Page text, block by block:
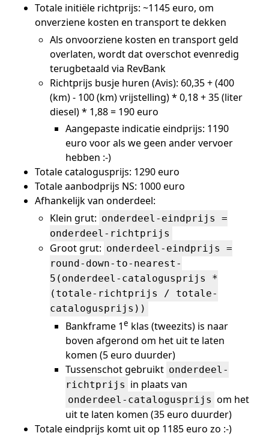
Totale initiële richtprijs: ~1145 euro, om
onverziene kosten en transport te dekken
Als onvoorziene kosten en transport geld
overlaten, wordt dat overschot evenredig
terugbetaald via RevBank
Richtprijs busje huren (Avis): 60,35 + (400
(km) - 100 (km) vrijstelling) * 0,18 + 35 (liter
diesel) * 1,88 = 190 euro
Aangepaste indicatie eindprijs: 1190
euro voor als we geen ander vervoer
hebben :-)
Totale catalogusprijs: 1290 euro
Totale aanbodprijs NS: 1000 euro
Afhankelijk van onderdeel:
Klein grut: onderdeel-eindprijs =
onderdeel-richtprijs
Groot grut: onderdeel-eindprijs =
round-down-to-nearest-
5(onderdeel-catalogusprijs *
(totale-richtprijs / totale-
catalogusprijs))
Bankframe 1e klas (tweezits) is naar
boven afgerond om het uit te laten
komen (5 euro duurder)
Tussenschot gebruikt onderdeel-
richtprijs in plaats van
onderdeel-catalogusprijs om het
uit te laten komen (35 euro duurder)
Totale eindprijs komt uit op 1185 euro zo :-)